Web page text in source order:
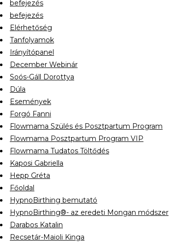
befejezés
befejezés
Elérhetőség
Tanfolyamok
Irányítópanel
December Webinár
Soós-Gáll Dorottya
Dúla
Események
Forgó Fanni
Flowmama Szülés és Posztpartum Program
Flowmama Posztpartum Program VIP
Flowmama Tudatos Töltődés
Kaposi Gabriella
Hepp Gréta
Főoldal
HypnoBirthing bemutató
HypnoBirthing®- az eredeti Mongan módszer
Darabos Katalin
Recsetár-Maioli Kinga